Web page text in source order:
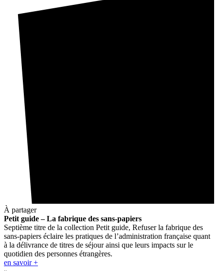
À partager
Petit guide – La fabrique des sans-papiers
Septième titre de la collection Petit guide, Refuser la fabrique des
sans-papiers éclaire les pratiques de l’administration française quant
à la délivrance de titres de séjour ainsi que leurs impacts sur le
quotidien des personnes étrangères.
en savoir +